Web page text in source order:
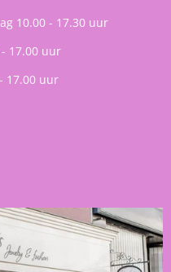
10.00 - 17.30 uur
17.00 uur
17.00 uur